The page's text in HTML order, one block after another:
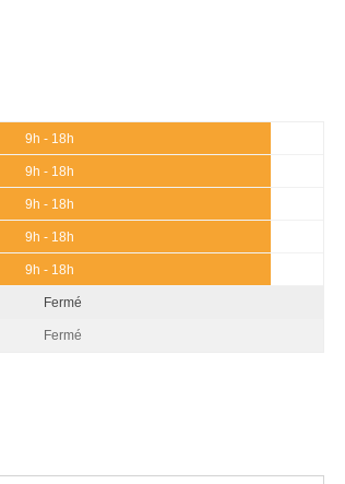
9h - 18h
9h - 18h
9h - 18h
9h - 18h
9h - 18h
Fermé
Fermé